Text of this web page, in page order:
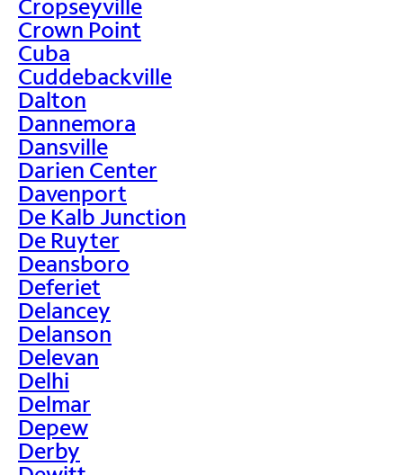
Cropseyville
Crown Point
Cuba
Cuddebackville
Dalton
Dannemora
Dansville
Darien Center
Davenport
De Kalb Junction
De Ruyter
Deansboro
Deferiet
Delancey
Delanson
Delevan
Delhi
Delmar
Depew
Derby